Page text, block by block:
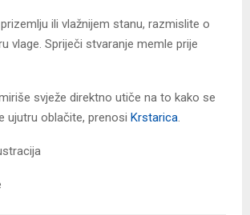
ili vlažnijem stanu, razmislite o
vlage. Spriječi stvaranje memle prije
svježe direktno utiče na to kako se
ujutru oblačite, prenosi Krstarica.